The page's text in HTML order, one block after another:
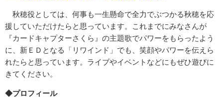
秋穂役としては、何事も一生懸命で全力でぶつかる秋穂を応
援していただけたらと思っています。これまでにみなさんが
『カードキャプターさくら』の主題歌でパワーをもらったよう
に、新ＥＤとなる「リワインド」でも、笑顔やパワーを伝えら
れたらと思っています。ライブやイベントなどにもぜひ遊びに
きてください。
◆プロフィール